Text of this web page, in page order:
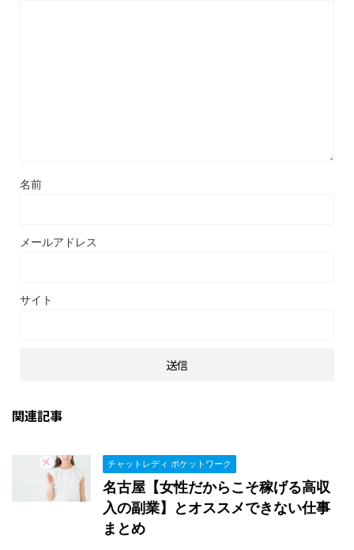
名前
メールアドレス
サイト
関連記事
チャットレディ ポケットワーク
名古屋【女性だからこそ稼げる高収
入の副業】とオススメできない仕事
まとめ